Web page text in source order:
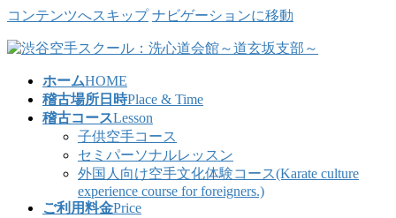
コンテンツへスキップ ナビゲーションに移動
ホームHOME
稽古場所日時Place & Time
稽古コースLesson
子供空手コース
セミパーソナルレッスン
外国人向け空手文化体験コース(Karate culture
experience course for foreigners.)
ご利用料金Price